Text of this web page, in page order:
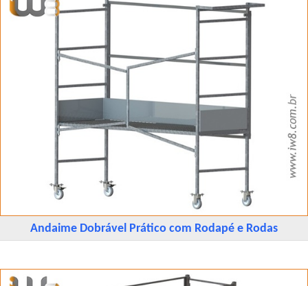
Andaime Dobrável Prático com Rodapé e Rodas